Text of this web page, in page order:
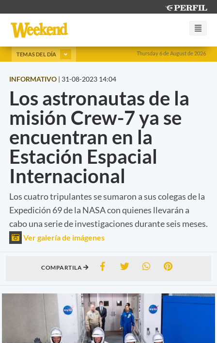
Thursday 6 de August de 2026
TEMAS DEL DÍA
INFORMATIVO | 31-08-2023 14:04
Los astronautas de la
misión Crew-7 ya se
encuentran en la
Estación Espacial
Internacional
Los cuatro tripulantes se sumaron a sus colegas de la
Expedición 69 de la NASA con quienes llevarán a
cabo una serie de investigaciones durante seis meses.
Ver galería de imágenes
COMPARTILA